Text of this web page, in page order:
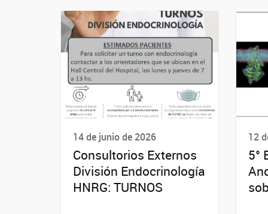
14 de junio de 2026
Consultorios Externos
División Endocrinología
HNRG: TURNOS
12
5°